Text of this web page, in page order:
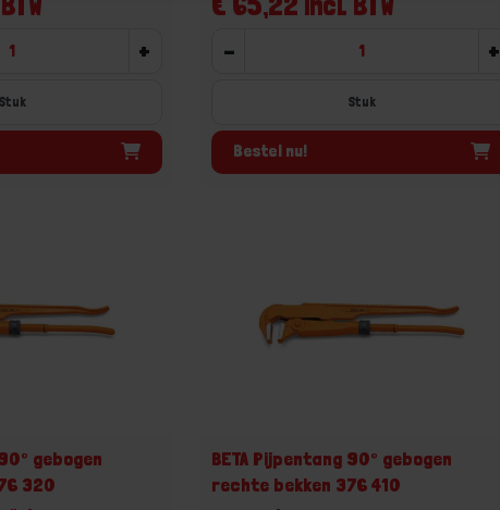
+
Stuk
- +
Stuk
Bestel nu!
gebogen
320
BETA Pijpentang 90° gebogen
rechte bekken 376 410